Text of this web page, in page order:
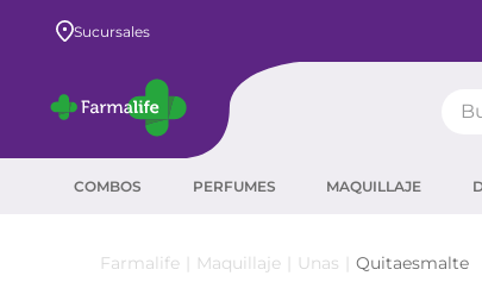
Sucursales
COMBOS PERFUMES MAQUILLAJE
Maquillaje Unas Quitaesmalte